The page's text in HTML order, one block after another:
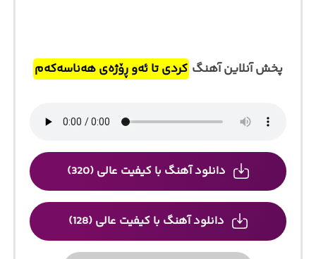
پخش آنلاین آهنگ کردی تا ئەو ڕۆژەی هەناسەکەم
دانلود آهنگ با کیفیت عالی (320)
دانلود آهنگ با کیفیت عالی (128)